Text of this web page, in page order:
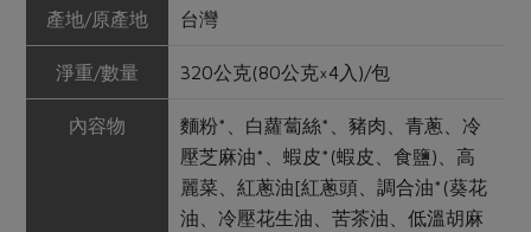
產地/原產地 台灣
淨重/數量 320公克(80公克×4入)/包
內容物
麵粉*、白蘿蔔絲*、豬肉、青蔥、冷
壓芝麻油*、蝦皮*(蝦皮、食鹽)、高
麗菜、紅蔥油[紅蔥頭、調合油*(葵花
油、冷壓花生油、苦茶油、低溫胡麻